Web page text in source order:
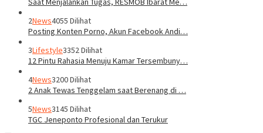
2News4055 Dilihat
Posting Konten Porno, Akun Facebook Andi…
3Lifestyle3352 Dilihat
12 Pintu Rahasia Menuju Kamar Tersembuny…
4News3200 Dilihat
2 Anak Tewas Tenggelam saat Berenang di …
5News3145 Dilihat
TGC Jeneponto Profesional dan Terukur